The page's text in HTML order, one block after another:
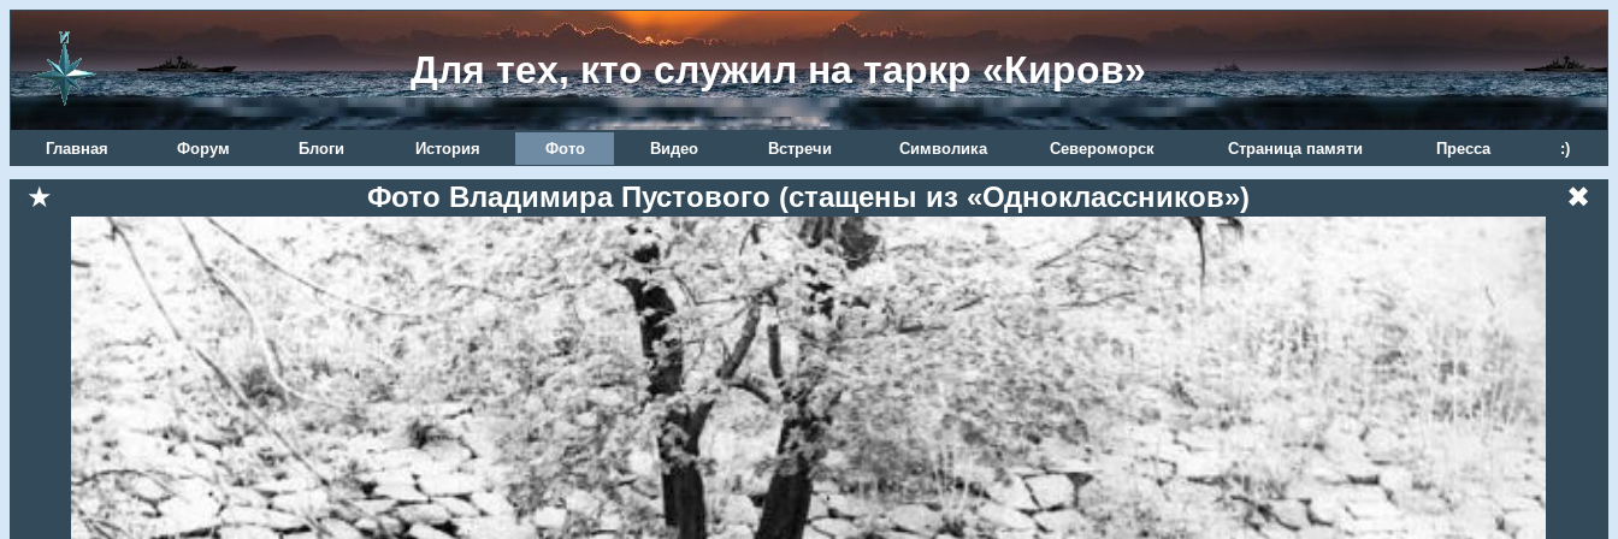
Для тех, кто служил на таркр «Киров»
Главная Форум Блоги История Фото Видео Встречи Символика Североморск Страница памяти Пресса :)
★ Фото Владимира Пустового (стащены из «Одноклассников») ✖